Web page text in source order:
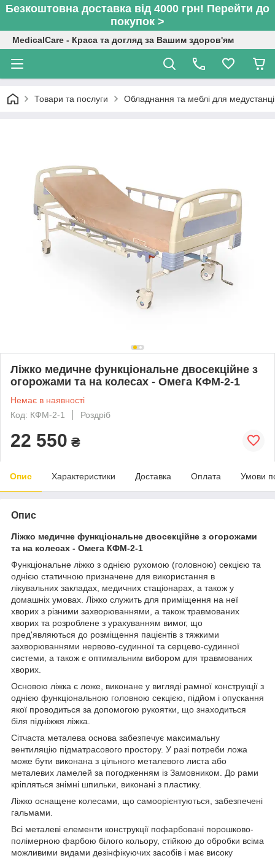
Безкоштовна доставка від 4000 грн! Перейти до
покупок >
MedicalCare - Краса та догляд за Вашим здоров'ям
Товари та послуги Обладнання та меблі для
Ліжко медичне функціональне двосекційне з
огорожами та на колесах - Омега КФМ-2-1
Немає в наявності
Код: КФМ-2-1
Роздріб
22 550 ₴
Опис Характеристики Доставка Оплата Умови
Опис
Ліжко медичне функціональне двосекційне з огорожами
та на колесах - Омега КФМ-2-1
Функціональне ліжко з однією рухомою (головною) секцією та
однією статичною призначене для використання в
лікувальних закладах, медичних стаціонарах, а також у
домашніх умовах. Ліжко служить для приміщення на неї
хворих з різними захворюваннями, а також травмованих
хворих та розроблене з урахуванням вимог, що
пред'являються до розміщення пацієнтів з тяжкими
захворюваннями нервово-судинної та серцево-судинної
системи, а також є оптимальним вибором для травмованих
хворих.
Основою ліжка є ложе, виконане у вигляді рамної конструкції з
однією функціональною головною секцією, підйом і опускання
якої проводиться за допомогою рукоятки, що знаходиться
біля підніжжя ліжка.
Сітчаста металева основа забезпечує максимальну
вентиляцію підматрасового простору. У разі потреби ложа
може бути виконана з цільного металевого листа або
металевих ламелей за погодженням із Замовником. До рами
кріпляться знімні шпильки, виконані з пластику.
Ліжко оснащене колесами, що самоорієнтуються, забезпечені
гальмами.
Всі металеві елементи конструкції пофарбовані порошково-
полімерною фарбою білого кольору, стійкою до обробки всіма
можливими видами дезінфікуючих засобів і має високу